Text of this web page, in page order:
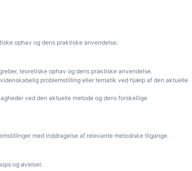
ophav og dens praktiske anvendelse.
teoretiske ophav og dens praktiske anvendelse.
problemstilling eller tematik ved hjælp af den aktuelle
ved den aktuelle metode og dens forskellige
med inddragelse af relevante metodiske tilgange.
og øvelser.